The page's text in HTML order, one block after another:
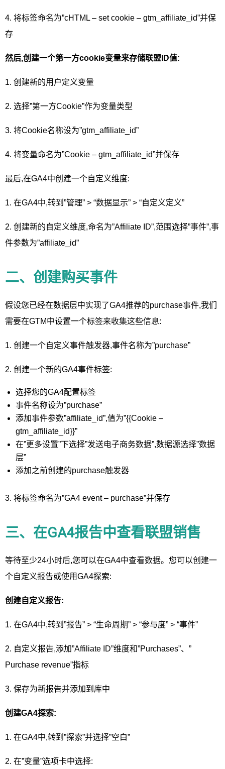
4. 将标签命名为”cHTML – set cookie – gtm_affiliate_id”并保
存
然后,创建一个第一方cookie变量来存储联盟ID值:
1. 创建新的用户定义变量
2. 选择”第一方Cookie”作为变量类型
3. 将Cookie名称设为”gtm_affiliate_id”
4. 将变量命名为”Cookie – gtm_affiliate_id”并保存
最后,在GA4中创建一个自定义维度:
1. 在GA4中,转到”管理” > “数据显示” > “自定义定义”
2. 创建新的自定义维度,命名为”Affiliate ID”,范围选择”事件”,事
件参数为”affiliate_id”
二、创建购买事件
假设您已经在数据层中实现了GA4推荐的purchase事件,我们
需要在GTM中设置一个标签来收集这些信息:
1. 创建一个自定义事件触发器,事件名称为”purchase”
2. 创建一个新的GA4事件标签:
选择您的GA4配置标签
事件名称设为”purchase”
添加事件参数”affiliate_id”,值为”{{Cookie –
gtm_affiliate_id}}”
在”更多设置”下选择”发送电子商务数据”,数据源选择”数据
层”
添加之前创建的purchase触发器
3. 将标签命名为”GA4 event – purchase”并保存
三、在GA4报告中查看联盟销售
等待至少24小时后,您可以在GA4中查看数据。您可以创建一
个自定义报告或使用GA4探索:
创建自定义报告:
1. 在GA4中,转到”报告” > “生命周期” > “参与度” > “事件”
2. 自定义报告,添加”Affiliate ID”维度和”Purchases”、”
Purchase revenue”指标
3. 保存为新报告并添加到库中
创建GA4探索:
1. 在GA4中,转到”探索”并选择”空白”
2. 在”变量”选项卡中选择: